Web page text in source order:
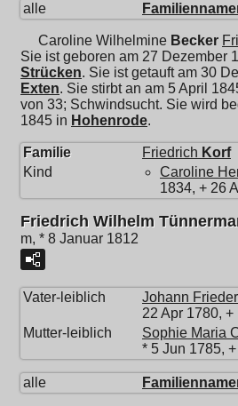
alle
Caroline Wilhelmine Becker
Sie ist geboren am 27 Dezember
Strücken. Sie ist getauft am 30
Exten. Sie stirbt an am 5 April
von 33; Schwindsucht. Sie wird
1845 in Hohenrode.
Familie Friedrich Korf
Kind
Caroline
1834, + 26
Friedrich Wilhelm
m, * 8 Januar 1812
Vater-leiblich Johann
22 Apr 1780,
Mutter-leiblich
Sophie Maria
* 5 Jun 1785,
alle